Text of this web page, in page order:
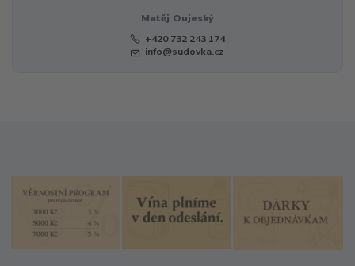
Matěj Oujeský
+420 732 243 174
info@sudovka.cz